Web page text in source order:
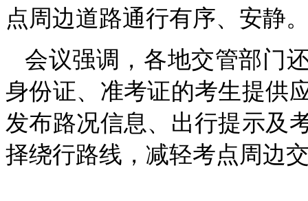
点周边道路通行有序、安静
会议强调，各地交管部门
身份证、准考证的考生提供
发布路况信息、出行提示及
择绕行路线，减轻考点周边